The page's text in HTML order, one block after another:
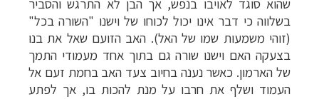
שהוא סוגד לאויבו בנפש, אך הבן לא התרגש והסביר
בשלווה כי דבר אינו יכול לכוחו של וישנו "השורה בכל"
(זוהי משמעות שמו של האל). האב הזועם שאל את בנו
בצעקה האם וישנו שורה גם בתוך אחד מעמודי התמך
של הארמון. כאשר נענה בחיוב צעד האב בחמת זעם אל
העמוד ושלף את חרבו על מנת להכות בו, אך לפתע